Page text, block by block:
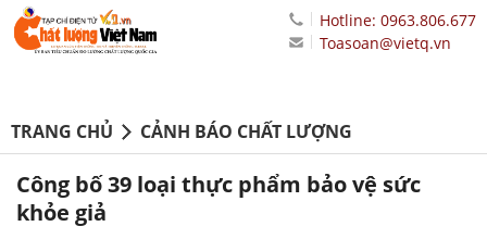
Hotline: 0963.806.677
Toasoan@vietq.vn
TRANG CHỦ CẢNH BÁO CHẤT LƯỢNG
Công bố 39 loại thực phẩm bảo vệ sức
khỏe giả